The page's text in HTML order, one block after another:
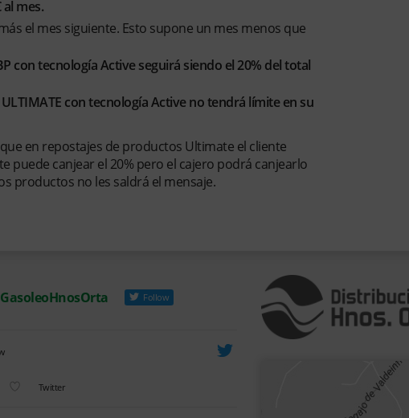
al mes.
el mes siguiente. Esto supone un mes menos que
con tecnología Active seguirá siendo el 20% del total
ULTIMATE con tecnología Active no tendrá límite en su
en repostajes de productos Ultimate el cliente
puede canjear el 20% pero el cajero podrá canjearlo
productos no les saldrá el mensaje.
GasoleoHnosOrta Follow
Twitter